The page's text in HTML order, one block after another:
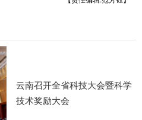
云南召开全省科技大会暨科学
技术奖励大会